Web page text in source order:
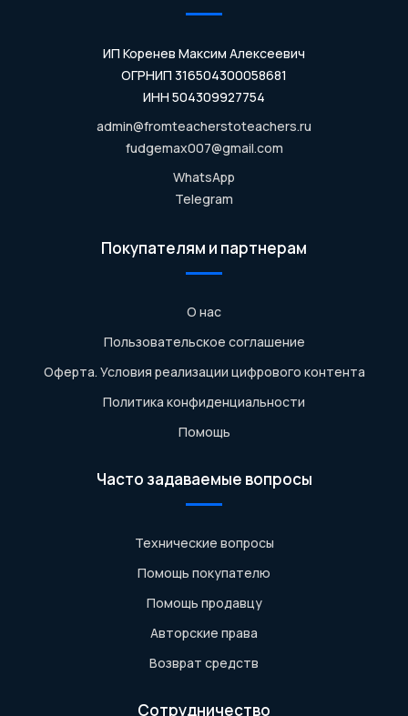
ИП Коренев Максим Алексеевич
ОГРНИП 316504300058681
ИНН 504309927754
admin@fromteacherstoteachers.ru
fudgemax007@gmail.com
WhatsApp
Telegram
Покупателям и партнерам
О нас
Пользовательское соглашение
Оферта. Условия реализации цифрового контента
Политика конфиденциальности
Помощь
Часто задаваемые вопросы
Технические вопросы
Помощь покупателю
Помощь продавцу
Авторские права
Возврат средств
Сотрудничество